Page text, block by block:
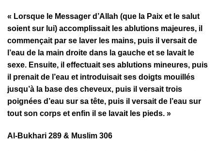
« Lorsque le Messager d’Allah (que la Paix et le salut
soient sur lui) accomplissait les ablutions majeures, il
commençait par se laver les mains, puis il versait de
l’eau de la main droite dans la gauche et se lavait le
sexe. Ensuite, il effectuait ses ablutions mineures, puis
il prenait de l’eau et introduisait ses doigts mouillés
jusqu’à la base des cheveux, puis il versait trois
poignées d’eau sur sa tête, puis il versait de l’eau sur
tout son corps et enfin il se lavait les pieds. »
Al-Bukhari 289 & Muslim 306